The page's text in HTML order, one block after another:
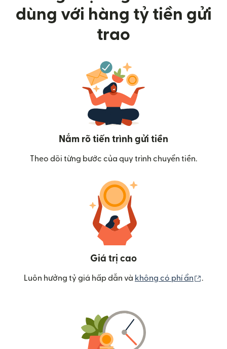
dùng với hàng tỷ tiền gửi
trao
Nắm rõ tiến trình gửi tiền
Theo dõi từng bước của quy trình chuyển tiền.
Giá trị cao
Luôn hưởng tỷ giá hấp dẫn và không có phí ẩn .